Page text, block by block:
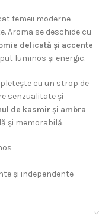
femeii moderne
Aroma se deschide cu
delicată și accente
luminos și energic.
cu un strop de
senzualitate și
de kasmir și ambra
și memorabilă.
și independente